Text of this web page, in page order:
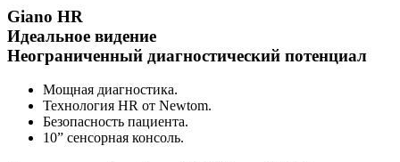
Giano HR
Идеальное видение
Неограниченный диагностический потенциал
Мощная диагностика.
Технология HR от Newtom.
Безопасность пациента.
10” сенсорная консоль.